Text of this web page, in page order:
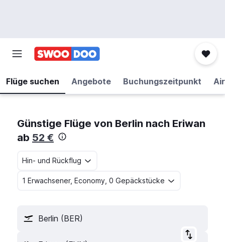
Flüge suchen Angebote Buchungszeitpunkt
Günstige Flüge von Berlin nach Eriwan
ab 52 €
Hin- und Rückflug
1 Erwachsener, Economy, 0 Gepäckstücke
Berlin (BER)